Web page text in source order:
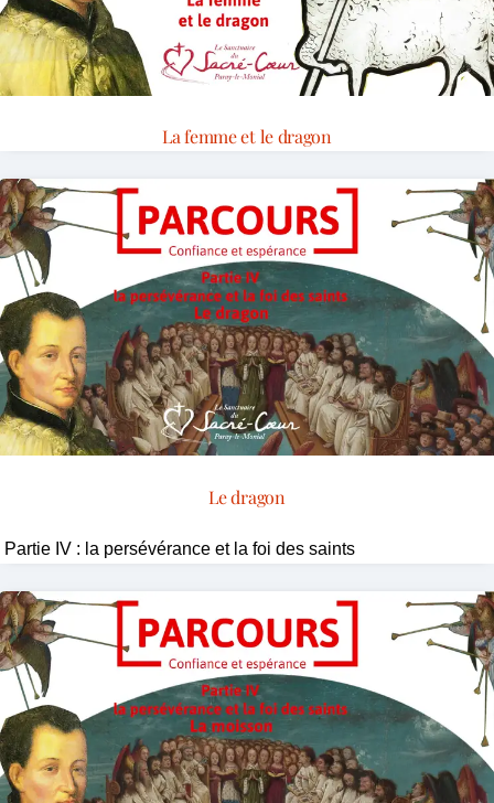
La femme et le dragon
Le dragon
Partie IV : la persévérance et la foi des saints